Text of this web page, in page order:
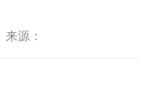
来源：